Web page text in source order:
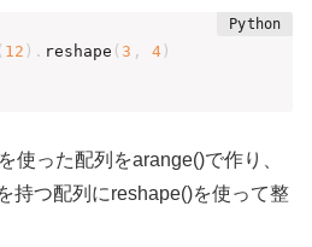
( 12 ) . reshape ( 3 , 4)
使った配列をarange()で作り、
持つ配列にreshape()を使って整